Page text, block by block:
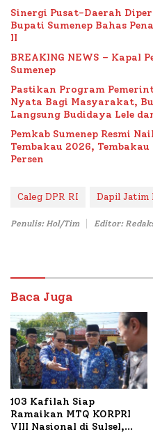
Sinergi Pusat-Daerah
Bupati Sumenep Bahas
II
BREAKING NEWS – Kapal
Sumenep
Pastikan Program
Nyata Bagi Masyarakat,
Langsung Budidaya Lele
Pemkab Sumenep Resmi
Tembakau 2026,
Persen
Caleg DPR RI Dapil Jatim
Penulis: Hol/Tim Editor:
Baca Juga
103 Kafilah Siap
Ramaikan MTQ KORPRI
VIII Nasional di Sulsel,